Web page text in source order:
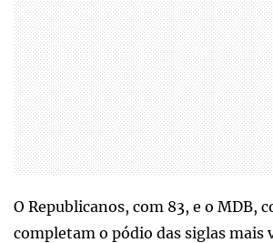
O Republicanos, com 83, e o MDB,
completam o pódio das siglas mais